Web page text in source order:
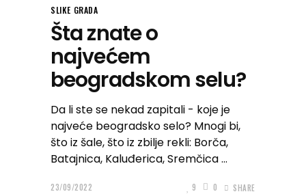
SLIKE GRADA
Šta znate o
najvećem
beogradskom selu?
Da li ste se nekad zapitali - koje je
najveće beogradsko selo? Mnogi bi,
što iz šale, što iz zbilje rekli: Borča,
Batajnica, Kaluđerica, Sremčica
23/09/2022 9 0 SHARE